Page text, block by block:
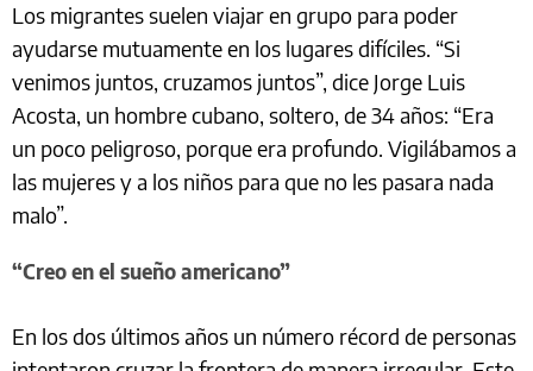
Los migrantes suelen viajar en grupo para poder
ayudarse mutuamente en los lugares difíciles. “Si
venimos juntos, cruzamos juntos”, dice Jorge Luis
Acosta, un hombre cubano, soltero, de 34 años: “Era
un poco peligroso, porque era profundo. Vigilábamos a
las mujeres y a los niños para que no les pasara nada
malo”.
“Creo en el sueño americano”
En los dos últimos años un número récord de personas